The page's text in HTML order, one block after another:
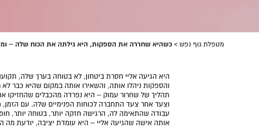
מטפלת גוף נפש > כשהיא שחררה את הספקות, היא גילתה את הכוח שלה –
היא הגיעה אליי חסרת ביטחון, לא בטוחה בערך שלה,
והספקות ניהלו אותה, והשאירו אותה במקום שהיא כבר
תהליך של שחרור עמוק – היא נפרדה מהכבלים שהחזיקו
וצעד אחר צעד התחברה לכוחות הפנימיים שלה. עם
עבודה שהתאימה לה, הרגישה חזקה יותר, בטוחה יותר,
אותה אישה שהגיעה אליי – היא עומדת יציבה, יודעת מה